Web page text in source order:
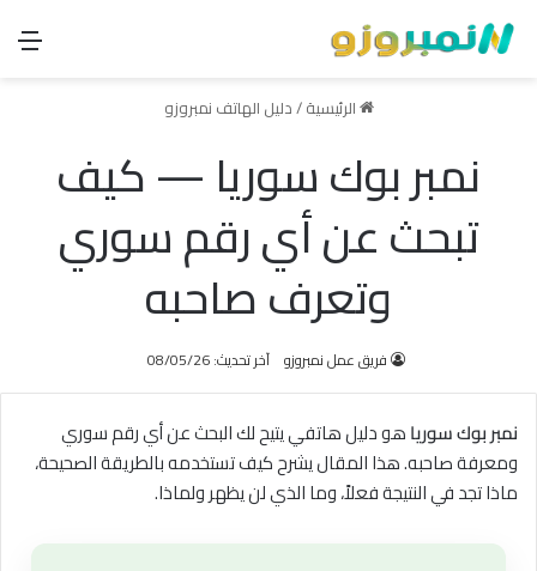
الرئيسية/دليل الهاتف نمبروزو
نمبر بوك سوريا — كيف
تبحث عن أي رقم سوري
وتعرف صاحبه
فريق عمل نمبروزو آخر تحديث: 08/05/26
نمبر بوك سورياهو دليل هاتفي يتيح لك البحث عن أي رقم سوري
ومعرفة صاحبه. هذا المقال يشرح كيف تستخدمه بالطريقة الصحيحة،
ماذا تجد في النتيجة فعلاً، وما الذي لن يظهر ولماذا.